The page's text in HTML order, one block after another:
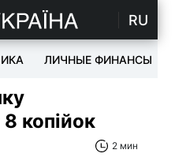
RU
ЛИЧНЫЕ ФИНАНСЫ
копійок
2 мин